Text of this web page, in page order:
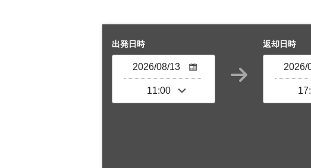
出発日時 返却日時